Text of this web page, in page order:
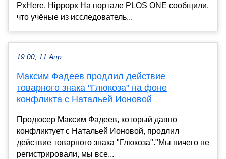
PxHere, Hippopx На портале PLOS ONE сообщили,
что учёные из исследователь...
19:00, 11 Апр
Максим Фадеев продлил действие
товарного знака "Глюкоза" на фоне
конфликта с Натальей Ионовой
Продюсер Максим Фадеев, который давно
конфликтует с Натальей Ионовой, продлил
действие товарного знака "Глюкоза"."Мы ничего не
регистрировали, мы все...